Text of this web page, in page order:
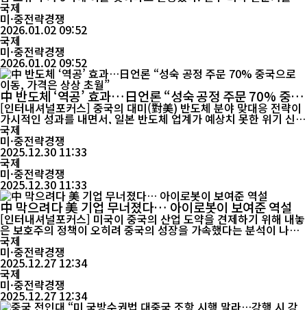
같은 시점에 중국의 항모 수가 미국이 태평양 지역에 배치하는 항모
수를 넘어설 가능성이 있다고 분석했다. 1일 중국중앙방송(CCTV)
에 따르면, 중국 인민해방군은 최근 실시한 ‘정의의 임무-2025’ 연
합훈련에서 해군 하이난함(海南舰) 편대가 동부전구 소속 구축함·
호위함...
국제
미·중전략경쟁
2026.01.02 09:52
국제
미·중전략경쟁
2026.01.02 09:52
中 반도체 ‘역공’ 효과…日언론 “성숙 공정 주문 70% 중국
으로 이동, 가격은 상상 초월”
[인터내셔널포커스] 중국의 대미(對美) 반도체 분야 맞대응 전략이
가시적인 성과를 내면서, 일본 반도체 업계가 예상치 못한 위기 신호
를 감지하고 있다는 분석이 제기됐다. 일본 언론은 최근 “글로벌 성
숙 공정(28나노 이상) 주문의 약 70%가 중국 공장으로 흘러가고 있
다”며 “가격 경쟁력이 상상을 초월한다”고 우려했다. 보도에 따르면
일본 정부는 반도체 산업 부활을 위해 2024년 말 일본 구마모토...
국제
미·중전략경쟁
2025.12.30 11:33
국제
미·중전략경쟁
2025.12.30 11:33
中 막으려다 美 기업 무너졌다… 아이로봇이 보여준 역설
[인터내셔널포커스] 미국이 중국의 산업 도약을 견제하기 위해 내놓
은 보호주의 정책이 오히려 중국의 성장을 가속했다는 분석이 나왔
다. 싱가포르 비즈니스 타임스는 24일(현지시간) 실린 기고문에서
“미국은 더 이상 중국의 속도를 늦출 능력이 없어 보인다”고 진단했
다. 이 매체는 미국 로봇청소기 업체 아이로봇(iRobot)의 몰락을 상
징적 사례로 제시했다. 로봇청소기 시장을 개척하며 ‘룸바(Roomb
a)...
국제
미·중전략경쟁
2025.12.27 12:34
국제
미·중전략경쟁
2025.12.27 12:34